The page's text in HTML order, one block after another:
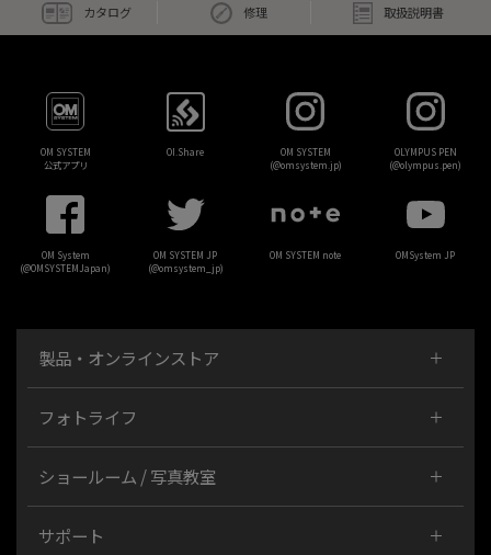
カタログ 修理 取扱説明書
OM SYSTEM
公式アプリ
OI.Share
OM SYSTEM
(@omsystem.jp)
OLYMPUS PEN
(@olympus.pen)
OM System
(@OMSYSTEMJapan)
OM SYSTEM JP
(@omsystem_jp)
OM SYSTEM note OMSystem JP
製品・オンラインストア
フォトライフ
ショールーム / 写真教室
サポート